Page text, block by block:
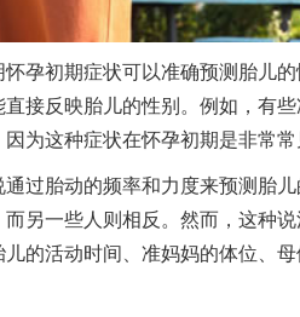
孕初期症状可以准确预测胎儿的
接反映胎儿的性别。例如，有
为这种症状在怀孕初期是非常常
胎动的频率和力度来预测胎儿
另一些人则相反。然而，这种
的活动时间、准妈妈的体位、